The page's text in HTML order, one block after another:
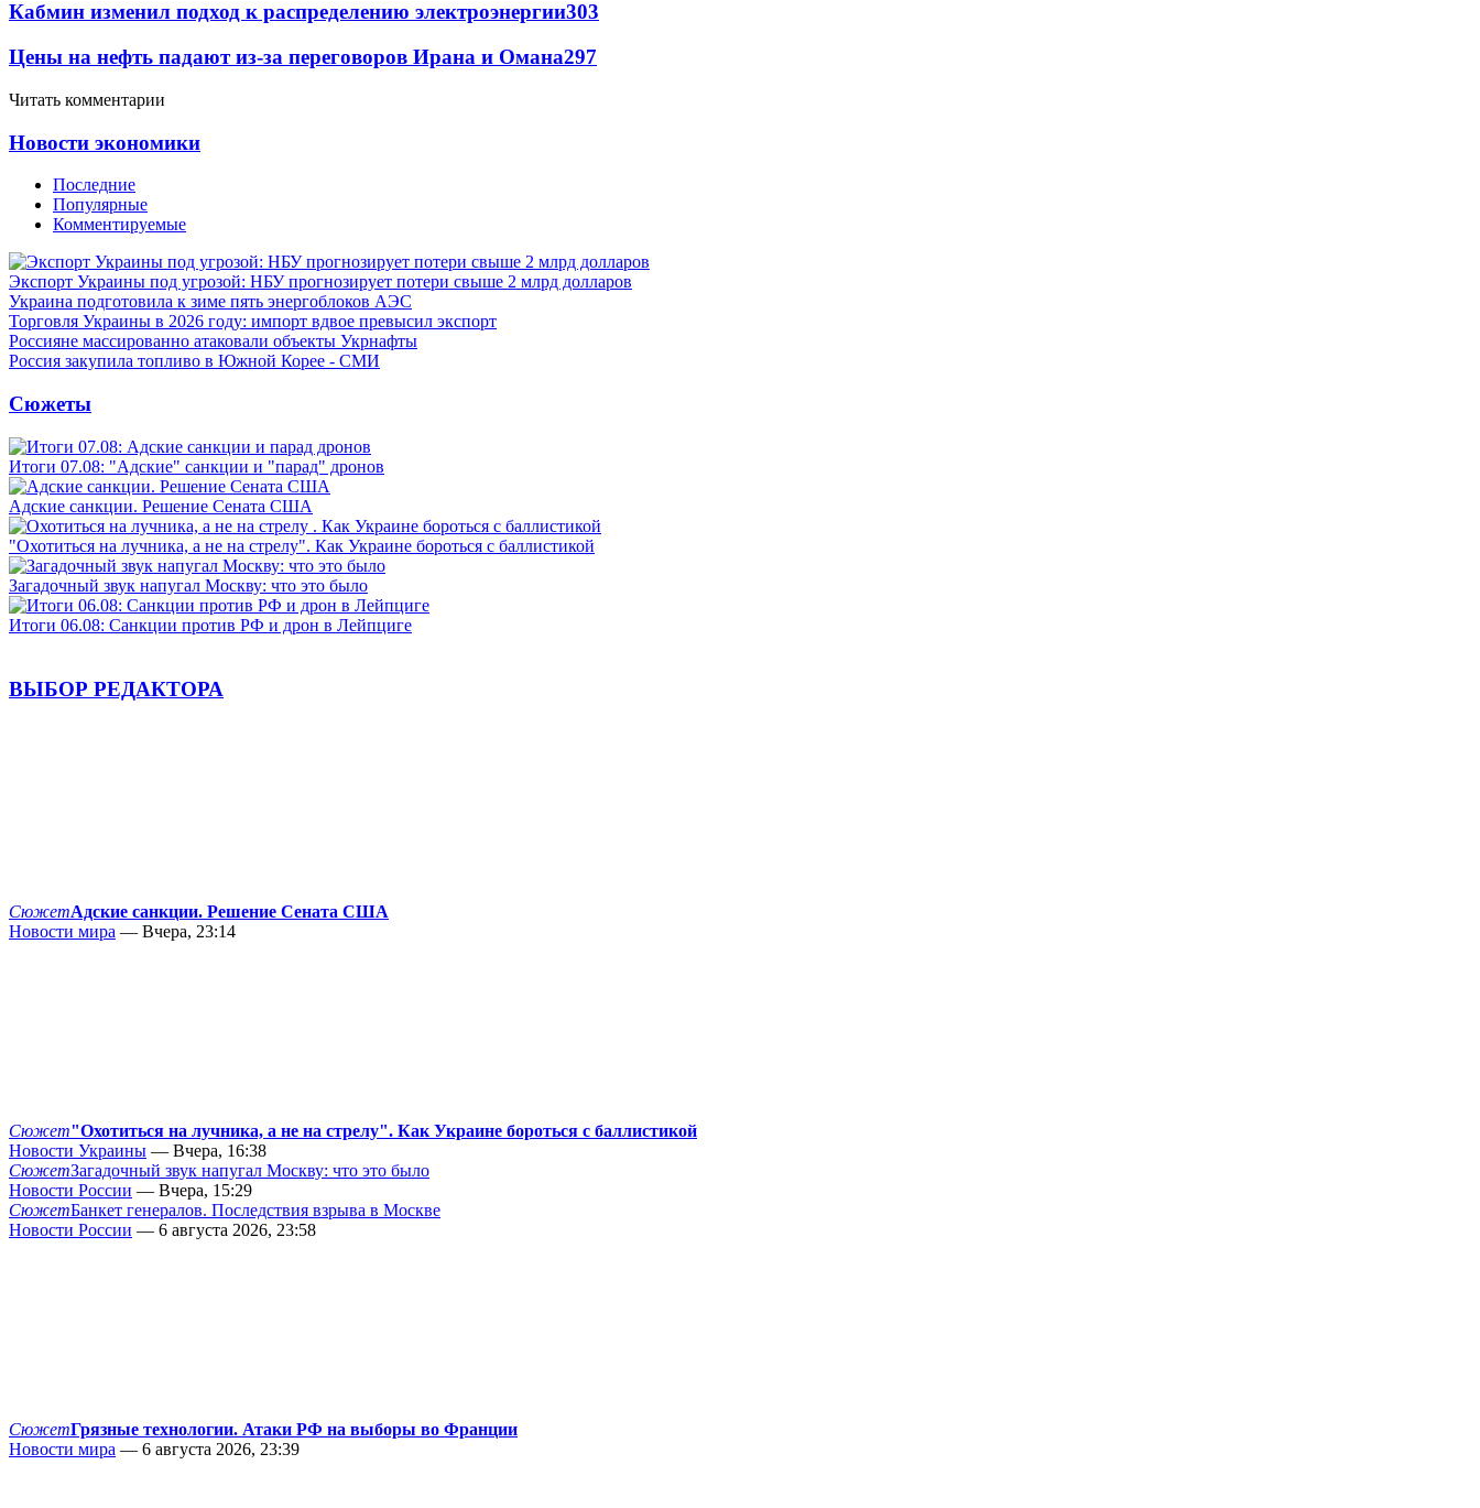
Кабмин изменил подход к распределению электроэнергии303
Цены на нефть падают из-за переговоров Ирана и Омана297
Читать комментарии
Новости экономики
Последние
Популярные
Комментируемые
Экспорт Украины под угрозой: НБУ прогнозирует потери свыше 2 млрд долларов
Украина подготовила к зиме пять энергоблоков АЭС
Торговля Украины в 2026 году: импорт вдвое превысил экспорт
Россияне массированно атаковали объекты Укрнафты
Россия закупила топливо в Южной Корее - СМИ
Сюжеты
Итоги 07.08: "Адские" санкции и "парад" дронов
Адские санкции. Решение Сената США
"Охотиться на лучника, а не на стрелу". Как Украине бороться с баллистикой
Загадочный звук напугал Москву: что это было
Итоги 06.08: Санкции против РФ и дрон в Лейпциге
ВЫБОР РЕДАКТОРА
СюжетАдские санкции. Решение Сената США
Новости мира — Вчера, 23:14
Сюжет"Охотиться на лучника, а не на стрелу". Как Украине бороться с баллистикой
Новости Украины — Вчера, 16:38
СюжетЗагадочный звук напугал Москву: что это было
Новости России — Вчера, 15:29
СюжетБанкет генералов. Последствия взрыва в Москве
Новости России — 6 августа 2026, 23:58
СюжетГрязные технологии. Атаки РФ на выборы во Франции
Новости мира — 6 августа 2026, 23:39